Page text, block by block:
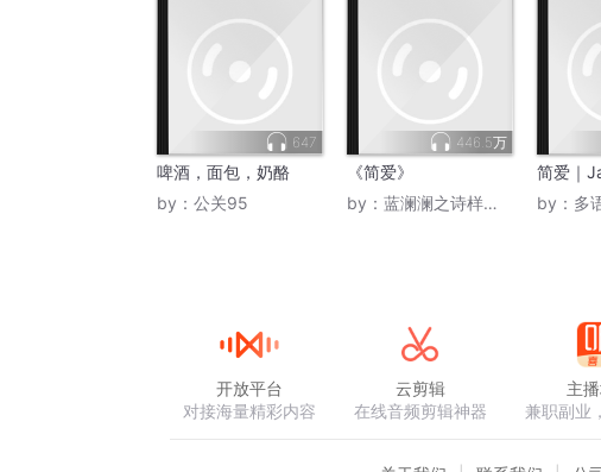
647
啤酒，面包，奶酪
by： 公关95
446.5万
《简爱》
by： 蓝澜澜之诗样的天空
简爱｜
by： 多
开放平台
对接海量精彩内容
云剪辑
在线音频剪辑神器
主
兼职副业